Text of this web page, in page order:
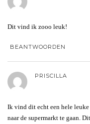
Dit vind ik zooo leuk!
BEANTWOORDEN
PRISCILLA
Ik vind dit echt een hele
naar de supermarkt te gaan.